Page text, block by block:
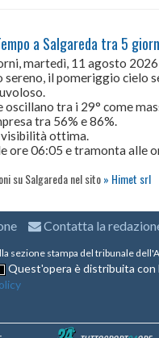
a Salgareda tra 5
martedì, 11 agosto 2026
il pomeriggio cielo
oscillano tra i 29° come
tra 56% e 86%.
visibilità ottima.
ore 06:05 e tramonta alle
su Salgareda nel sito Himet srl
Contatta la
sezione stampa del tribunale
Quest'opera è distribuita con